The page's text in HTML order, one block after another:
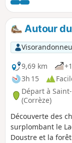
Autour
9,69 km
3h 15
Départ à
(Corrèze)
Découverte des
surplombant le
Doustre et la